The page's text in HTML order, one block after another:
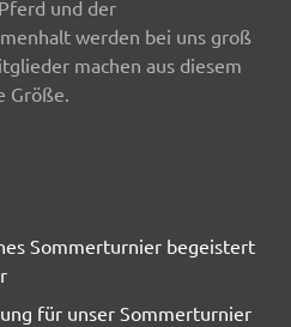
und der
werden bei uns groß
machen aus diesem
Größe.
Sommerturnier begeistert
für unser Sommerturnier